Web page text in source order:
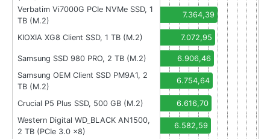
Verbatim Vi7000G PCIe NVMe SSD, 1
TB (M.2)
7.364,39
KIOXIA XG8 Client SSD, 1 TB (M.2) 7.072,95
Samsung SSD 980 PRO, 2 TB (M.2)
6.906,46
Samsung OEM Client SSD PM9A1, 2
TB (M.2)
6.754,64
Crucial P5 Plus SSD, 500 GB (M.2)
6.616,70
Western Digital WD_BLACK AN1500,
2 TB (PCIe 3.0 x8)
6.582,59